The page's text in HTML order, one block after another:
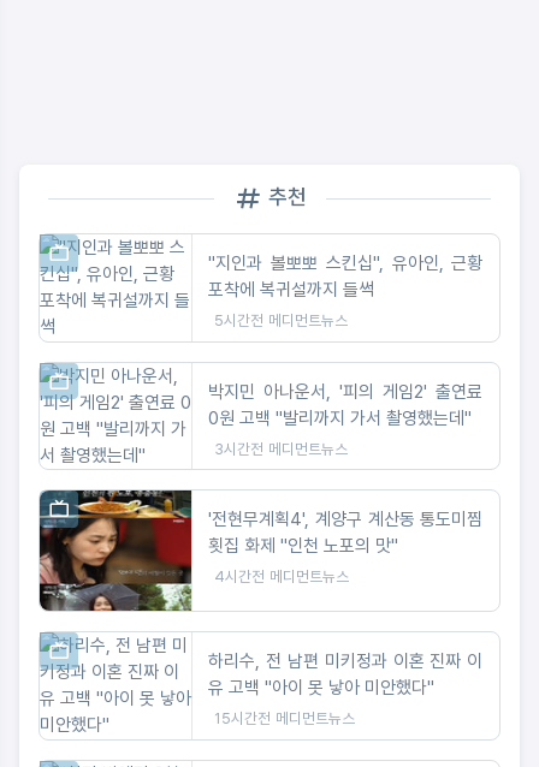
추천
"지인과 볼뽀뽀 스킨십", 유아인, 근황
포착에 복귀설까지 들썩
5시간전 메디먼트뉴스
박지민 아나운서, '피의 게임2' 출연료
0원 고백 "발리까지 가서 촬영했는데"
3시간전 메디먼트뉴스
'전현무계획4', 계양구 계산동 통도미찜
횟집 화제 "인천 노포의 맛"
4시간전 메디먼트뉴스
하리수, 전 남편 미키정과 이혼 진짜 이
유 고백 "아이 못 낳아 미안했다"
15시간전 메디먼트뉴스